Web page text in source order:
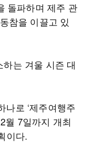
돌파하며 제주 관
참을 이끌고 있
는 겨울 시즌 대
나로 ‘제주여행주
월 7일까지 개최
이다.